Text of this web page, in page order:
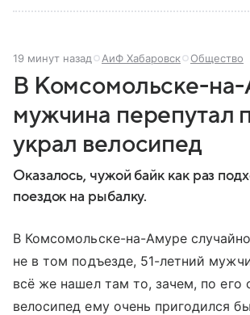
19 минут назад АиФ Хабаровск Общество
В Комсомольске-
мужчина перепутал
украл велосипед
Оказалось, чужой байк как раз
поездок на рыбалку.
В Комсомольске-на-Амуре
не в том подъезде, 51-летний
всё же нашел там то, зачем, по его
велосипед ему очень пригодился